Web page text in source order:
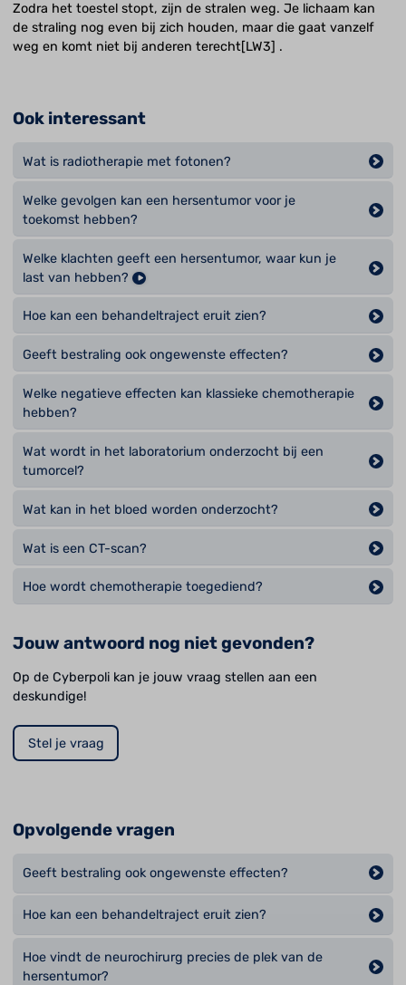
Zodra het toestel stopt, zijn de stralen weg. Je lichaam kan
de straling nog even bij zich houden, maar die gaat vanzelf
weg en komt niet bij anderen terecht[LW3] .
Ook interessant
Wat is radiotherapie met fotonen?
Welke gevolgen kan een hersentumor voor je
toekomst hebben?
Welke klachten geeft een hersentumor, waar kun je
last van hebben?
Hoe kan een behandeltraject eruit zien?
Geeft bestraling ook ongewenste effecten?
Welke negatieve effecten kan klassieke chemotherapie
hebben?
Wat wordt in het laboratorium onderzocht bij een
tumorcel?
Wat kan in het bloed worden onderzocht?
Wat is een CT-scan?
Hoe wordt chemotherapie toegediend?
Jouw antwoord nog niet gevonden?
Op de Cyberpoli kan je jouw vraag stellen aan een
deskundige!
Stel je vraag
Opvolgende vragen
Geeft bestraling ook ongewenste effecten?
Hoe kan een behandeltraject eruit zien?
Hoe vindt de neurochirurg precies de plek van de
hersentumor?